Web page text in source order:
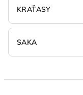
KRAŤASY
SAKA